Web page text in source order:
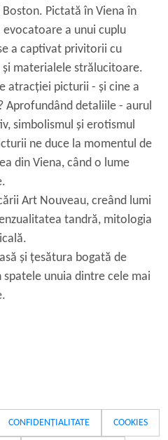
Pictată în Viena în
a unui cuplu
a captivat privitorii cu
materialele strălucitoare.
atracției picturii - și cine a
Aprofundând detaliile - aurul
simbolismul și erotismul
ne duce la momentul de
din Viena, când o lume
Art Nouveau, creând lumi
tandră, mitologia
și țesătura bogată de
unuia dintre cele mai
CONFIDENȚIALITATE COOKIES